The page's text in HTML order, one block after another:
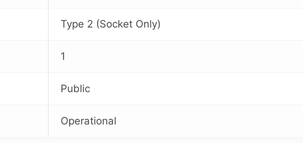
Type 2 (Socket Only)
1
Public
Operational